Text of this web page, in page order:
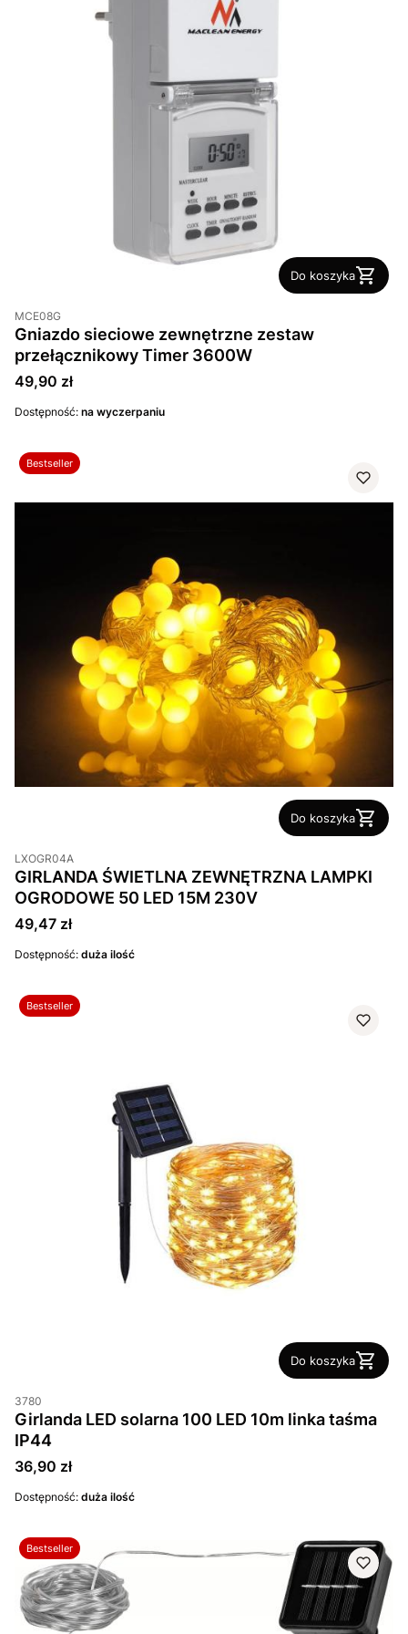
Do koszyka
MCE08G
Gniazdo sieciowe zewnętrzne zestaw
przełącznikowy Timer 3600W
Cena
49,90 zł
Dostępność: na wyczerpaniu
Bestseller
Do koszyka
LXOGR04A
GIRLANDA ŚWIETLNA ZEWNĘTRZNA LAMPKI
OGRODOWE 50 LED 15M 230V
Cena
49,47 zł
Dostępność: duża ilość
Bestseller
Do koszyka
3780
Girlanda LED solarna 100 LED 10m linka taśma
IP44
Cena
36,90 zł
Dostępność: duża ilość
Bestseller